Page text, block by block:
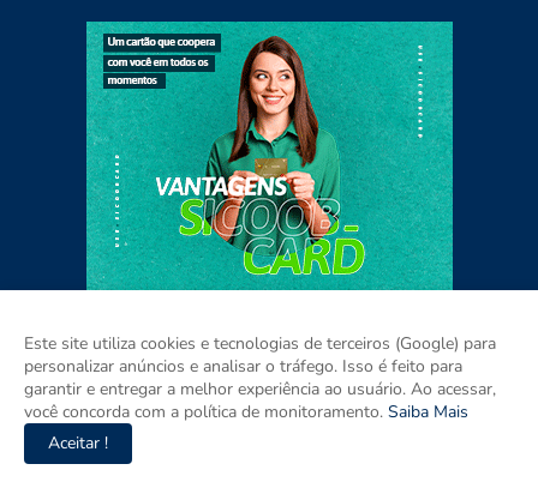
Copyright ©
Home Sobre Contato Mídia Kit
Este site utiliza cookies e tecnologias de terceiros (Google) para
personalizar anúncios e analisar o tráfego. Isso é feito para
garantir e entregar a melhor experiência ao usuário. Ao acessar,
você concorda com a política de monitoramento. Saiba Mais
Aceitar !